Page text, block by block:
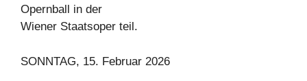
Opernball in der
Wiener Staatsoper teil.
SONNTAG, 15. Februar 2026